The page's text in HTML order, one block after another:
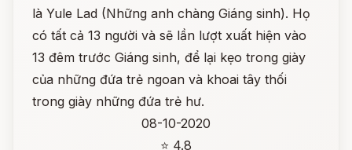
là Yule Lad (Những anh chàng Giáng sinh). Họ
có tất cả 13 người và sẽ lần lượt xuất hiện vào
13 đêm trước Giáng sinh, để lại kẹo trong giày
của những đứa trẻ ngoan và khoai tây thối
trong giày những đứa trẻ hư.
08-10-2020
⭐ 4.8